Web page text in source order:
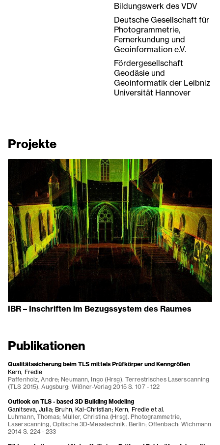
Bildungswerk des VDV
Deutsche Gesellschaft für
Photogrammetrie,
Fernerkundung und
Geoinformation e.V.
Fördergesellschaft
Geodäsie und
Geoinformatik der Leibniz
Universität Hannover
Projekte
IBR – Inschriften im Bezugssystem des Raumes
Publikationen
Qualitätssicherung beim TLS mittels Prüfkörper und Kenngrößen
Kern, Fredie
Paffenholz, Andre; Neumann, Ingo (Hrsg). Terrestrisches Laserscanning
(TLS 2015). Augsburg: Wißner-Verlag 2015 S. 107 - 122
Outlook on TLS - based 3D Building Modeling
Ganitseva, Julia; Bruhn, Kai-Christian; Kern, Fredie et al.
Luhmann, Thomas; Müller, Christina (Hrsg). Photogrammetrie,
Laserscanning, Optische 3D-Messtechnik. Berlin; Offenbach: Wichmann
2014 S. 224 - 233